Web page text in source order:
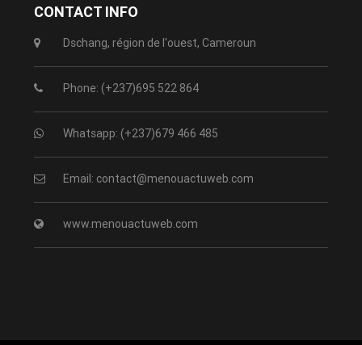
CONTACT INFO
Dschang, région de l'ouest, Cameroun
Phone: (+237)695 522 864
Whatsapp: (+237)679 466 485
Email: contact@menouactuweb.com
www.menouactuweb.com